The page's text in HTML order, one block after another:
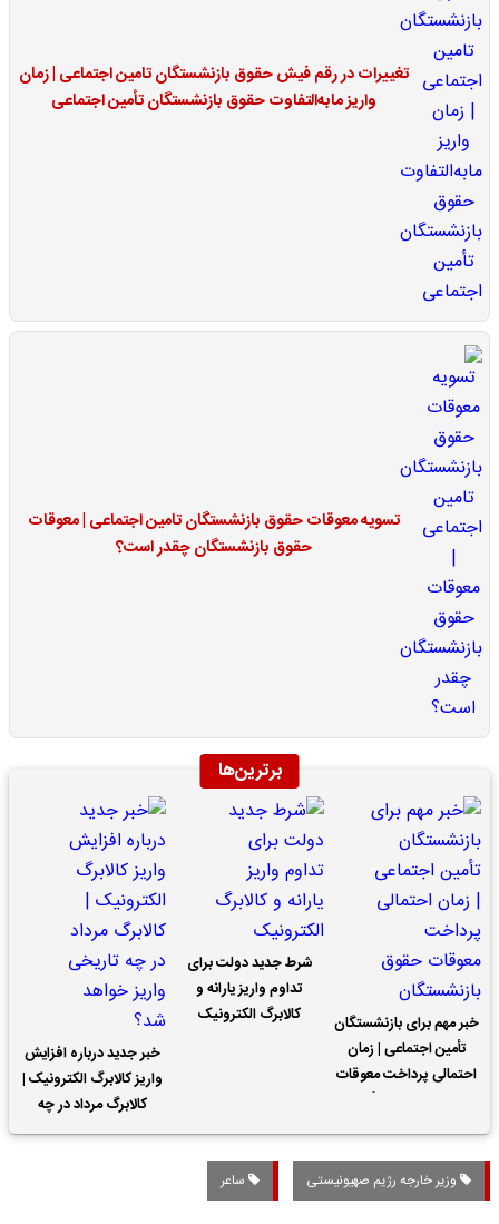
تغییرات در رقم فیش حقوق بازنشستگان تامین اجتماعی | زمان
واریز مابه‌التفاوت حقوق بازنشستگان تأمین اجتماعی
تسویه معوقات حقوق بازنشستگان تامین اجتماعی | معوقات
حقوق بازنشستگان چقدر است؟
برترین‌ها
خبر مهم برای بازنشستگان
تأمین اجتماعی | زمان
احتمالی پرداخت معوقات
شرط جدید دولت برای
تداوم واریز یارانه و
کالابرگ الکترونیک
خبر جدید درباره افزایش
واریز کالابرگ الکترونیک |
کالابرگ مرداد در چه
تاریخی واریز خواهد شد؟
وزیر خارجه رژیم صهیونیستی ساعر